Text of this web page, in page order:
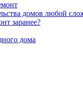
домов любой
заранее?
дома